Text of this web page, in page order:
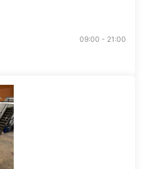
09:00 - 21:00